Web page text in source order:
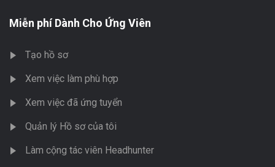
Miễn phí Dành Cho Ứng Viên
Tạo hồ sơ
Xem việc làm phù hợp
Xem việc đã ứng tuyển
Quản lý Hồ sơ của tôi
Làm cộng tác viên Headhunter